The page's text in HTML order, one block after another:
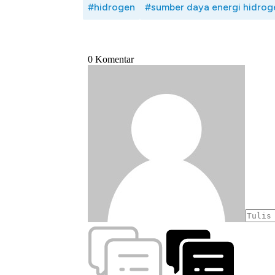
#hidrogen #sumber daya energi